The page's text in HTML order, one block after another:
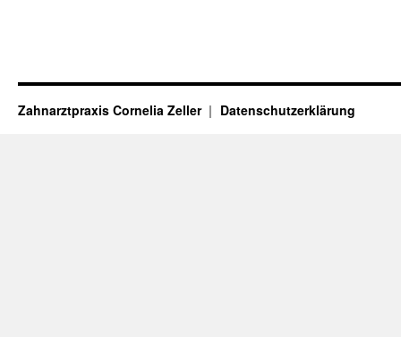
Zahnarztpraxis Cornelia Zeller Datenschutzerklärung